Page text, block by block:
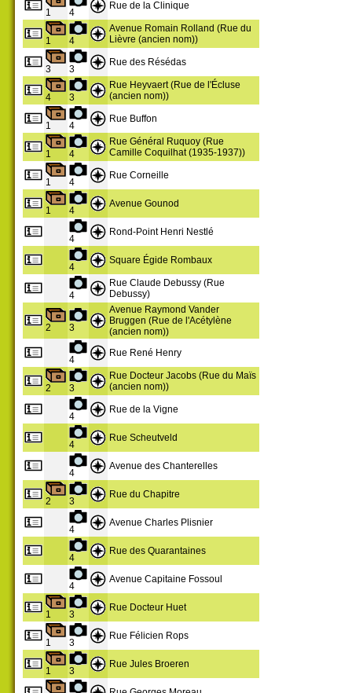
1 4
Rue de la Clinique
1 4
Avenue Romain Rolland (Rue du
Lièvre (ancien nom))
3 3
Rue des Résédas
4 3
Rue Heyvaert (Rue de l'Écluse
(ancien nom))
1 4
Rue Buffon
1 4
Rue Général Ruquoy (Rue
Camille Coquilhat (1935-1937))
1 4
Rue Corneille
1 4
Avenue Gounod
4
Rond-Point Henri Nestlé
4
Square Égide Rombaux
4
Rue Claude Debussy (Rue
Debussy)
2 3
Avenue Raymond Vander
Bruggen (Rue de l'Acétylène
(ancien nom))
4
Rue René Henry
2 3
Rue Docteur Jacobs (Rue du Maïs
(ancien nom))
4
Rue de la Vigne
4
Rue Scheutveld
4
Avenue des Chanterelles
2 3
Rue du Chapitre
4
Avenue Charles Plisnier
4
Rue des Quarantaines
4
Avenue Capitaine Fossoul
1 3
Rue Docteur Huet
1 3
Rue Félicien Rops
1 3
Rue Jules Broeren